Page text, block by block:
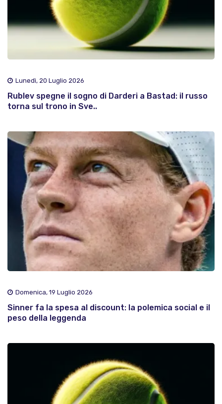
Lunedì, 20 Luglio 2026
Rublev spegne il sogno di Darderi a Bastad: il russo
torna sul trono in Sve..
Domenica, 19 Luglio 2026
Sinner fa la spesa al discount: la polemica social e il
peso della leggenda